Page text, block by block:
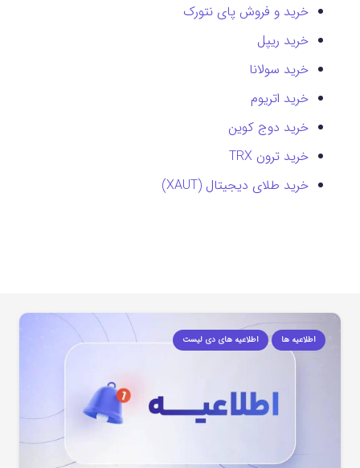
خرید و فروش پای نتورک
خرید ریپل
خرید سولانا
خرید اتریوم
خرید دوج کوین
خرید ترون TRX
خرید طلای دیجیتال (XAUT)
اطلاعیه ها اطلاعیه های دی لیست